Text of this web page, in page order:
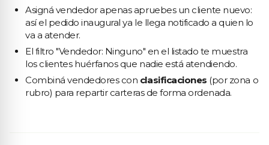
Asigná vendedor apenas apruebes un cliente nuevo:
así el pedido inaugural ya le llega notificado a quien lo
va a atender.
El filtro "Vendedor: Ninguno" en el listado te muestra
los clientes huérfanos que nadie está atendiendo.
Combiná vendedores con clasificaciones (por zona o
rubro) para repartir carteras de forma ordenada.